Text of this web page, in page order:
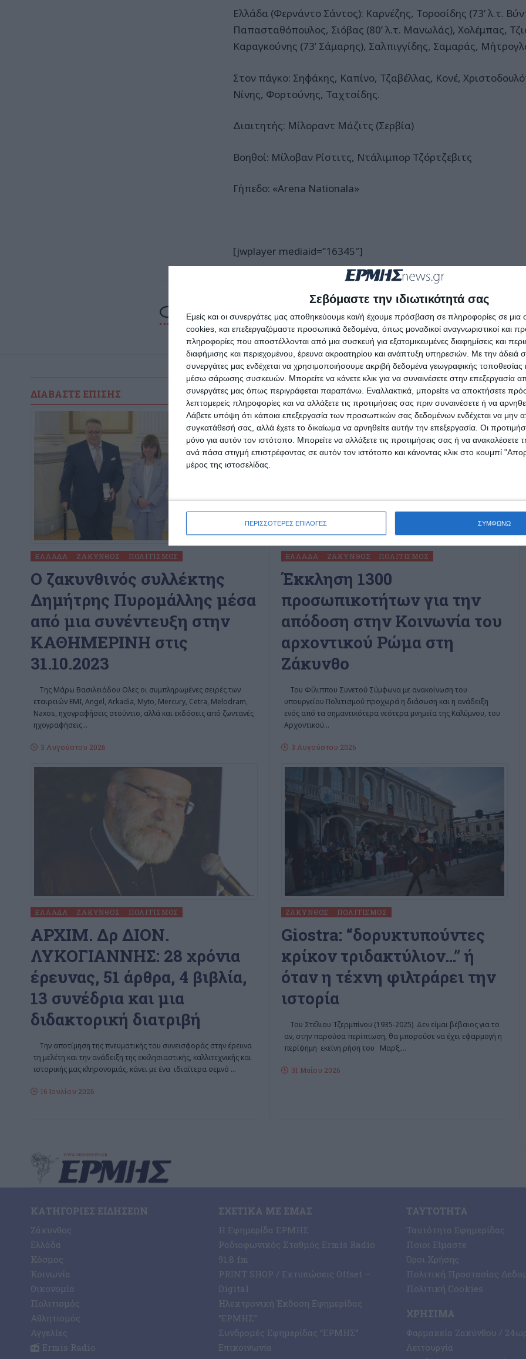
Σεβόμαστε την ιδιωτικότητά σας
Εμείς και οι συνεργάτες μας αποθηκεύουμε και/ή έχουμε πρόσβαση σε πληροφορίες σε
cookies, και επεξεργαζόμαστε προσωπικά δεδομένα, όπως μοναδικοί αναγνωριστικοί και
πληροφορίες που αποστέλλονται από μια συσκευή για εξατομικευμένες διαφημίσεις και
διαφήμισης και περιεχομένου, έρευνα ακροατηρίου και ανάπτυξη υπηρεσιών. Με την άδειά
συνεργάτες μας ενδέχεται να χρησιμοποιήσουμε ακριβή δεδομένα γεωγραφικής τοποθεσίας
μέσω σάρωσης συσκευών. Μπορείτε να κάνετε κλικ για να συναινέσετε στην επεξεργασία
συνεργάτες μας όπως περιγράφεται παραπάνω. Εναλλακτικά, μπορείτε να αποκτήσετε
λεπτομερείς πληροφορίες και να αλλάξετε τις προτιμήσεις σας πριν συναινέσετε ή να
Λάβετε υπόψη ότι κάποια επεξεργασία των προσωπικών σας δεδομένων ενδέχεται να μην
συγκατάθεσή σας, αλλά έχετε το δικαίωμα να αρνηθείτε αυτήν την επεξεργασία. Οι
μόνο για αυτόν τον ιστότοπο. Μπορείτε να αλλάξετε τις προτιμήσεις σας ή να ανακαλέσετε
ανά πάσα στιγμή επιστρέφοντας σε αυτόν τον ιστότοπο και κάνοντας κλικ στο κουμπί
μέρος της ιστοσελίδας.
ΠΕΡΙΣΣΟΤΕΡΕΣ ΕΠΙΛΟΓΕΣ ΣΥΜΦΩΝΩ
Ελλάδα (Φερνάντο Σάντος): Καρνέζης, Τοροσίδης (73’ λ.τ.
Παπασταθόπουλος, Σιόβας (80’ λ.τ. Μανωλάς), Χολέμπας,
Καραγκούνης (73’ Σάμαρης), Σαλπιγγίδης, Σαμαράς,
Στον πάγκο: Σηφάκης, Καπίνο, Τζαβέλλας, Κονέ,
Νίνης, Φορτούνης, Ταχτσίδης.
Διαιτητής: Μίλοραντ Μάζιτς (Σερβία)
Βοηθοί: Μίλοβαν Ρίστιτς, Ντάλιμπορ Τζόρτζεβιτς
Γήπεδο: «Arena Nationala»
[jwplayer mediaid=”16345″]
ΔΙΑΒΆΣΤΕ ΕΠΊΣΗΣ
ΕΛΛΆΔΑ ΖΆΚΥΝΘΟΣ ΠΟΛΙΤΙΣΜΌΣ
O ζακυνθινός συλλέκτης
Δημήτρης Πυρομάλλης μέσα
από μια συνέντευξη στην
ΚΑΘΗΜΕΡΙΝΗ στις
31.10.2023
Της Μάρω Βασιλειάδου Ολες οι συμπληρωμένες σειρές των
εταιρειών EMI, Angel, Arkadia, Myto, Mercury, Cetra, Melodram,
Naxos, ηχογραφήσεις στούντιο, αλλά και εκδόσεις από ζωντανές
ηχογραφήσεις…
3 Αυγούστου 2026
ΕΛΛΆΔΑ ΖΆΚΥΝΘΟΣ ΠΟΛΙΤΙΣΜΌΣ
Έκκληση 1300
προσωπικοτήτων για την
απόδοση στην Κοινωνία του
αρχοντικού Ρώμα στη
Ζάκυνθο
Του Φίλιππου Συνετού Σύμφωνα με ανακοίνωση του
υπουργείου Πολιτισμού προχωρά η διάσωση και η ανάδειξη
ενός από τα σημαντικότερα νεότερα μνημεία της Καλύμνου, του
Αρχοντικού…
3 Αυγούστου 2026
ΕΛΛΆΔΑ ΖΆΚΥΝΘΟΣ ΠΟΛΙΤΙΣΜΌΣ
ΑΡΧΙΜ. Δρ ΔΙΟΝ.
ΛΥΚΟΓΙΑΝΝHΣ: 28 χρόνια
έρευνας, 51 άρθρα, 4 βιβλία,
13 συνέδρια και μια
διδακτορική διατριβή
Την αποτίμηση της πνευματικής του συνεισφοράς στην έρευνα
τη μελέτη και την ανάδειξη της εκκλησιαστικής, καλλιτεχνικής και
ιστορικής μας κληρονομιάς, κάνει με ένα ιδιαίτερα σεμνό …
16 Ιουλίου 2026
ΖΆΚΥΝΘΟΣ ΠΟΛΙΤΙΣΜΌΣ
Giostra: “δορυκτυπούντες
κρίκον τριδακτύλιον…” ή
όταν η τέχνη φιλτράρει την
ιστορία
Του Στέλιου Τζερμπίνου (1935-2025) Δεν είμαι βέβαιος για το
αν, στην παρούσα περίπτωση, θα μπορούσε να έχει εφαρμογή η
περίφημη εκείνη ρήση του Μαρξ,…
31 Μαΐου 2026
ΚΑΤΗΓΟΡΊΕΣ ΕΙΔΉΣΕΩΝ
Ζάκυνθος
Ελλάδα
Κόσμος
Κοινωνία
Οικονομία
Πολιτισμός
Αθλητισμός
Αγγελίες
Ermis Radio
ΣΧΕΤΙΚΆ ΜΕ ΕΜΆΣ
Η Εφημερίδα ΕΡΜΗΣ
Ραδιοφωνικός Σταθμός Ermis Radio
91.8 fm
PRINT SHOP / Εκτυπώσεις Offset –
Digital
Ηλεκτρονική Έκδοση Εφημερίδας
“ΕΡΜΗΣ”
Συνδρομές Εφημερίδας “ΕΡΜΗΣ”
Επικοινωνία
ΤΑΥΤΌΤΗΤΑ
Ταυτότητα Εφημερίδας
Ποιοι Είμαστε
Όροι Χρήσης
Πολιτική Προστασίας
Πολιτική Cookies
ΧΡΉΣΙΜΑ
Φαρμακεία Ζακύνθου /
Λειτουργία